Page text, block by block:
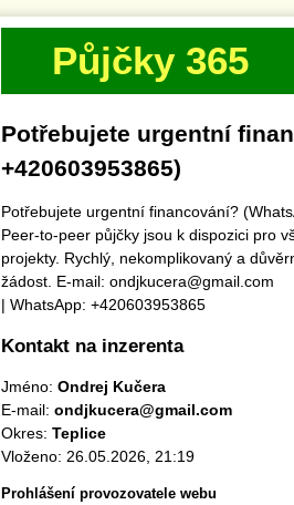
Půjčky 365
Potřebujete urgentní
+420603953865)
Potřebujete urgentní financování?
Peer-to-peer půjčky jsou k dispozici pro
projekty. Rychlý, nekomplikovaný a
žádost. E-mail: ondjkucera@gmail.com
| WhatsApp: +420603953865
Kontakt na inzerenta
Jméno: Ondrej Kučera
E-mail: ondjkucera@gmail.com
Okres: Teplice
Vloženo: 26.05.2026, 21:19
Prohlášení provozovatele webu